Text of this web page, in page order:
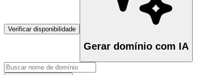
Verificar disponibilidade
Gerar domínio com IA